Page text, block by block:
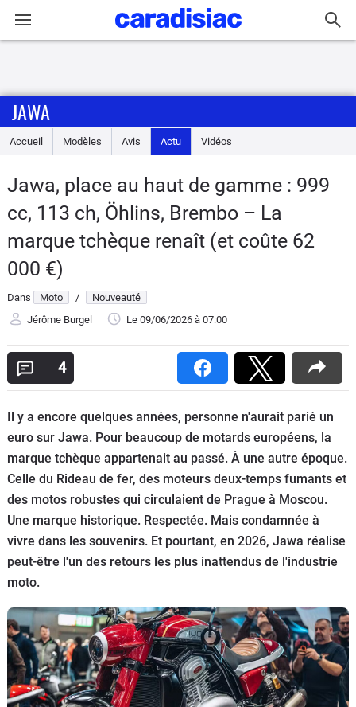
Accueil
Essais
Equipement
Avis
Forum
Scooters
&
125
Marques
Services
Auto
JAWA
Accueil Modèles Avis Actu Vidéos
Jawa, place au haut de gamme : 999
cc, 113 ch, Öhlins, Brembo – La
marque tchèque renaît (et coûte 62
000 €)
Dans Moto /
Nouveauté
Jérôme Burgel
Le 09/06/2026 à 07:00
4
Il y a encore quelques années, personne n'aurait parié un
euro sur Jawa. Pour beaucoup de motards européens, la
marque tchèque appartenait au passé. À une autre époque.
Celle du Rideau de fer, des moteurs deux-temps fumants et
des motos robustes qui circulaient de Prague à Moscou.
Une marque historique. Respectée. Mais condamnée à
vivre dans les souvenirs. Et pourtant, en 2026, Jawa réalise
peut-être l'un des retours les plus inattendus de l'industrie
moto.